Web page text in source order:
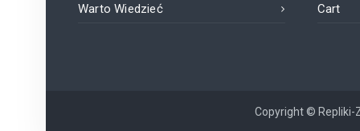
Warto Wiedzieć
Cart
Copyright © Repliki-